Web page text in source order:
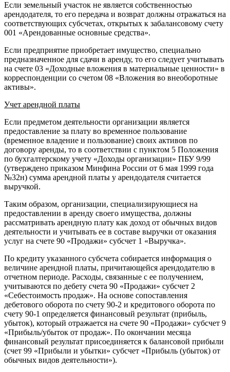
Если земельный участок не является собственностью
арендодателя, то его передача и возврат должны отражаться на
соответствующих субсчетах, открытых к забалансовому счету
001 «Арендованные основные средства».
Если предприятие приобретает имущество, специально
предназначенное для сдачи в аренду, то его следует учитывать
на счете 03 «Доходные вложения в материальные ценности» в
корреспонденции со счетом 08 «Вложения во внеоборотные
активы».
Учет арендной платы
Если предметом деятельности организации является
предоставление за плату во временное пользование
(временное владение и пользование) своих активов по
договору аренды, то в соответствии с пунктом 5 Положения
по бухгалтерскому учету «Доходы организации» ПБУ 9/99
(утверждено приказом Минфина России от 6 мая 1999 года
№32н) сумма арендной платы у арендодателя считается
выручкой.
Таким образом, организации, специализирующиеся на
предоставлении в аренду своего имущества, должны
рассматривать арендную плату как доход от обычных видов
деятельности и учитывать ее в составе выручки от оказания
услуг на счете 90 «Продажи» субсчет 1 «Выручка».
По кредиту указанного субсчета собирается информация о
величине арендной платы, причитающейся арендодателю в
отчетном периоде. Расходы, связанные с ее получением,
учитываются по дебету счета 90 «Продажи» субсчет 2
«Себестоимость продаж». На основе сопоставления
дебетового оборота по счету 90-2 и кредитового оборота по
счету 90-1 определяется финансовый результат (прибыль,
убыток), который отражается на счете 90 «Продажи» субсчет 9
«Прибыль/убыток от продаж». По окончании месяца
финансовый результат присоединяется к балансовой прибыли
(счет 99 «Прибыли и убытки» субсчет «Прибыль (убыток) от
обычных видов деятельности»).